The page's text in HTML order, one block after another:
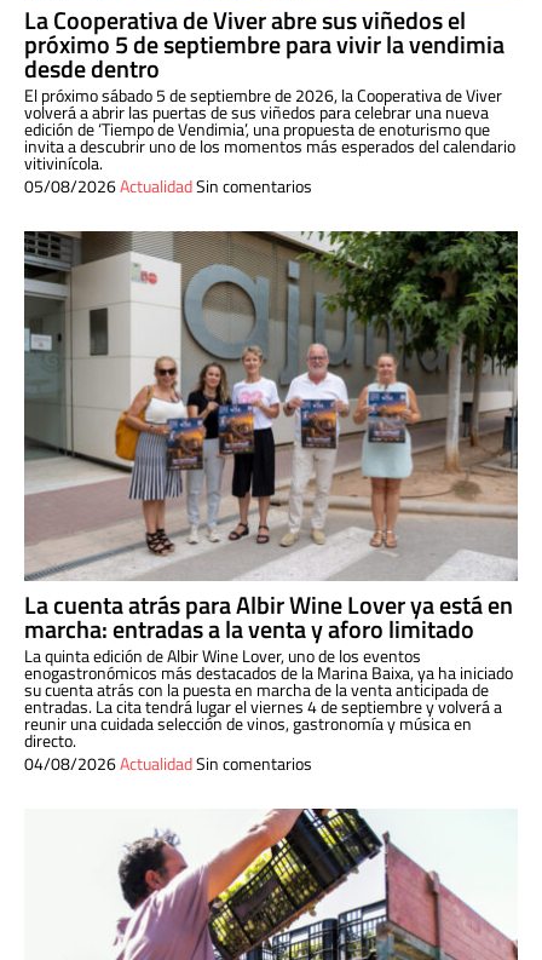
La Cooperativa de Viver abre sus viñedos el
próximo 5 de septiembre para vivir la vendimia
desde dentro
El próximo sábado 5 de septiembre de 2026, la Cooperativa de Viver
volverá a abrir las puertas de sus viñedos para celebrar una nueva
edición de ‘Tiempo de Vendimia’, una propuesta de enoturismo que
invita a descubrir uno de los momentos más esperados del calendario
vitivinícola.
05/08/2026ActualidadSin comentarios
La cuenta atrás para Albir Wine Lover ya está en
marcha: entradas a la venta y aforo limitado
La quinta edición de Albir Wine Lover, uno de los eventos
enogastronómicos más destacados de la Marina Baixa, ya ha iniciado
su cuenta atrás con la puesta en marcha de la venta anticipada de
entradas. La cita tendrá lugar el viernes 4 de septiembre y volverá a
reunir una cuidada selección de vinos, gastronomía y música en
directo.
04/08/2026ActualidadSin comentarios